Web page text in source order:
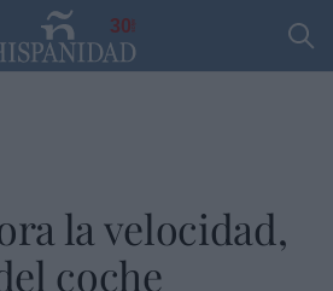
30
la velocidad,
coche